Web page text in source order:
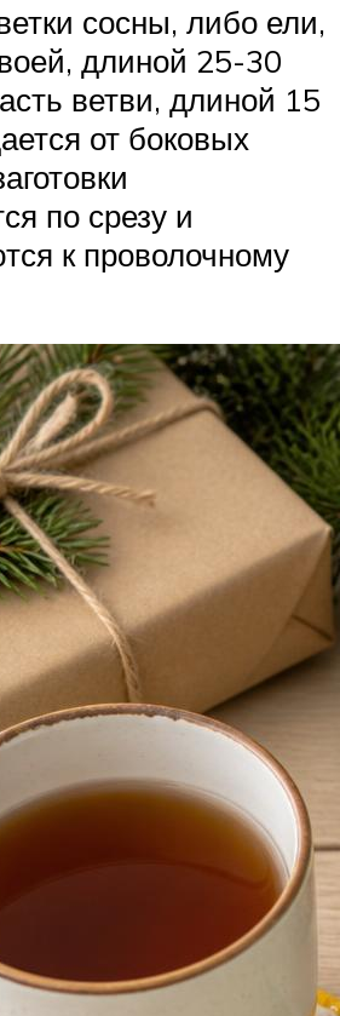
сосны, либо ели,
длиной 25-30
ветви, длиной 15
от боковых
по срезу и
к проволочному